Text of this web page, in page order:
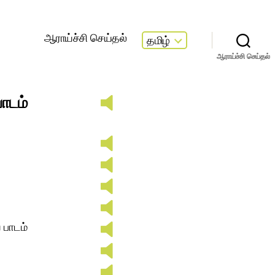
ஆராய்ச்சி செய்தல் தமிழ்
ஆராய்ச்சி செய்தல்